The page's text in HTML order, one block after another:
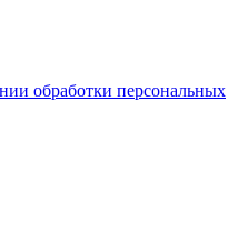
обработки персональных